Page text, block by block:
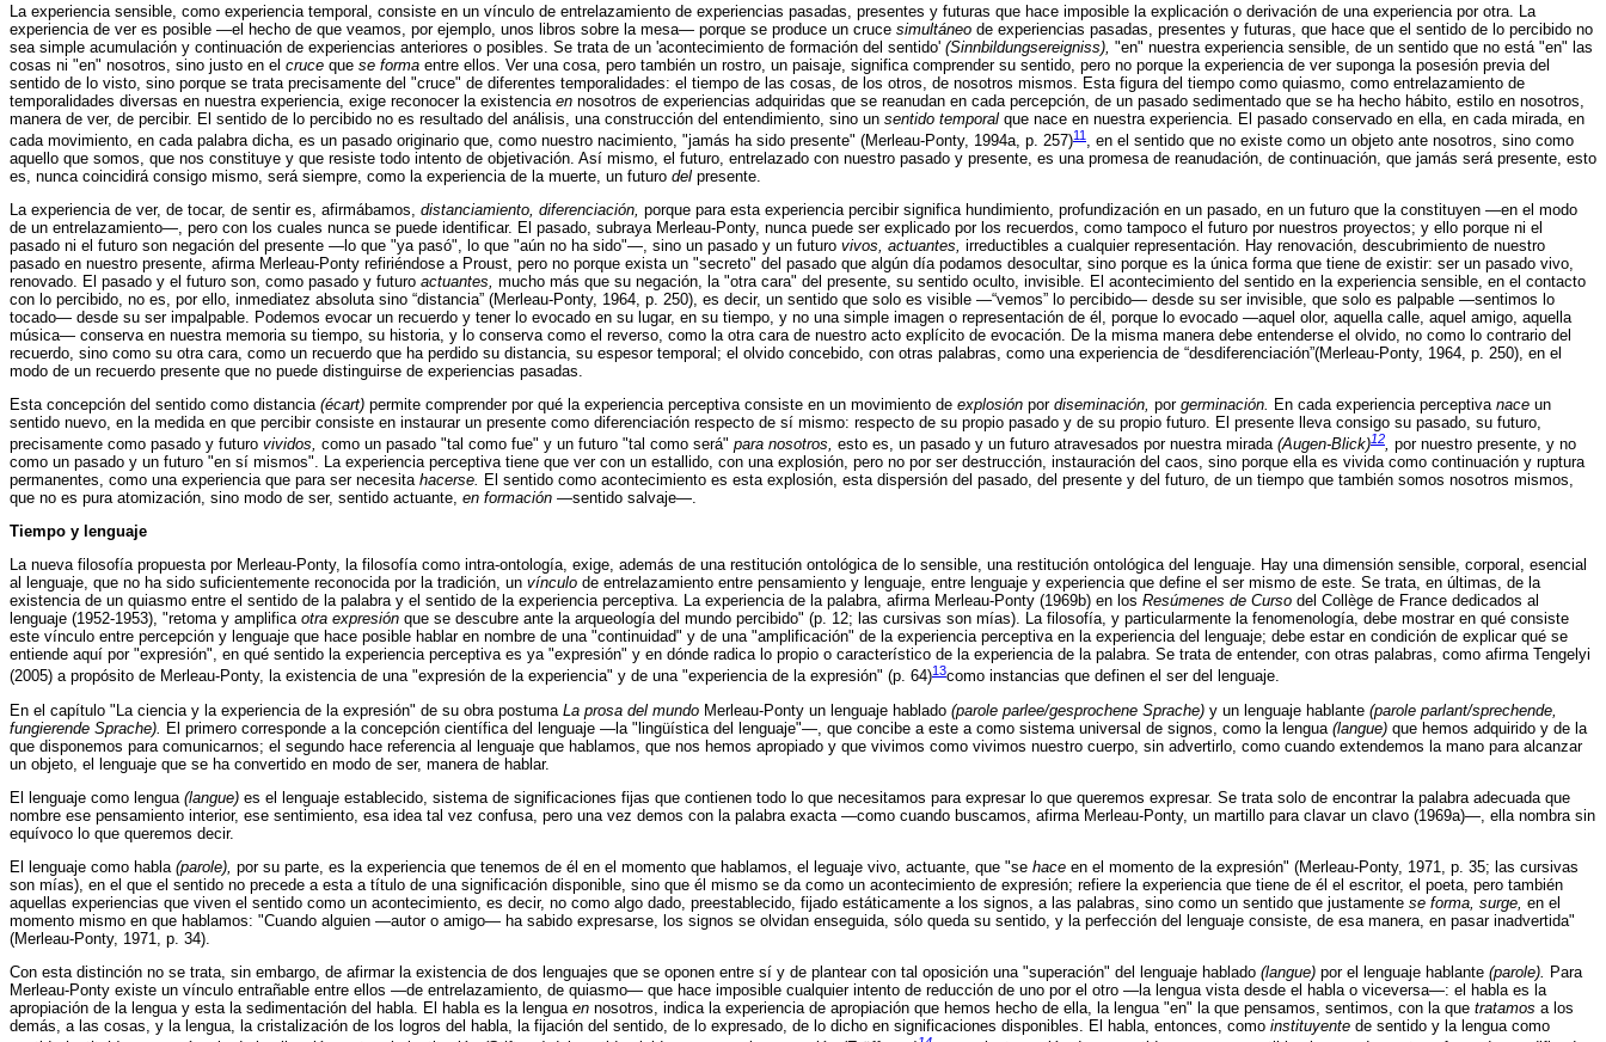
La experiencia sensible, como experiencia temporal, consiste en un vínculo de entrelazamiento de experiencias pasadas, presentes y futuras que hace imposible la explicación o derivación de una experiencia por otra. La
experiencia de ver es posible —el hecho de que veamos, por ejemplo, unos libros sobre la mesa— porque se produce un cruce simultáneo de experiencias pasadas, presentes y futuras, que hace que el sentido de lo percibido no
sea simple acumulación y continuación de experiencias anteriores o posibles. Se trata de un 'acontecimiento de formación del sentido' (Sinnbildungsereigniss), "en" nuestra experiencia sensible, de un sentido que no está "en" las
cosas ni "en" nosotros, sino justo en el cruce que se forma entre ellos. Ver una cosa, pero también un rostro, un paisaje, significa comprender su sentido, pero no porque la experiencia de ver suponga la posesión previa del
sentido de lo visto, sino porque se trata precisamente del "cruce" de diferentes temporalidades: el tiempo de las cosas, de los otros, de nosotros mismos. Esta figura del tiempo como quiasmo, como entrelazamiento de
temporalidades diversas en nuestra experiencia, exige reconocer la existencia en nosotros de experiencias adquiridas que se reanudan en cada percepción, de un pasado sedimentado que se ha hecho hábito, estilo en nosotros,
manera de ver, de percibir. El sentido de lo percibido no es resultado del análisis, una construcción del entendimiento, sino un sentido temporal que nace en nuestra experiencia. El pasado conservado en ella, en cada mirada, en
cada movimiento, en cada palabra dicha, es un pasado originario que, como nuestro nacimiento, "jamás ha sido presente" (Merleau-Ponty, 1994a, p. 257)11 , en el sentido que no existe como un objeto ante nosotros, sino como
aquello que somos, que nos constituye y que resiste todo intento de objetivación. Así mismo, el futuro, entrelazado con nuestro pasado y presente, es una promesa de reanudación, de continuación, que jamás será presente, esto
es, nunca coincidirá consigo mismo, será siempre, como la experiencia de la muerte, un futuro del presente.
La experiencia de ver, de tocar, de sentir es, afirmábamos, distanciamiento, diferenciación, porque para esta experiencia percibir significa hundimiento, profundización en un pasado, en un futuro que la constituyen —en el modo
de un entrelazamiento—, pero con los cuales nunca se puede identificar. El pasado, subraya Merleau-Ponty, nunca puede ser explicado por los recuerdos, como tampoco el futuro por nuestros proyectos; y ello porque ni el
pasado ni el futuro son negación del presente —lo que "ya pasó", lo que "aún no ha sido"—, sino un pasado y un futuro vivos, actuantes, irreductibles a cualquier representación. Hay renovación, descubrimiento de nuestro
pasado en nuestro presente, afirma Merleau-Ponty refiriéndose a Proust, pero no porque exista un "secreto" del pasado que algún día podamos desocultar, sino porque es la única forma que tiene de existir: ser un pasado vivo,
renovado. El pasado y el futuro son, como pasado y futuro actuantes, mucho más que su negación, la "otra cara" del presente, su sentido oculto, invisible. El acontecimiento del sentido en la experiencia sensible, en el contacto
con lo percibido, no es, por ello, inmediatez absoluta sino “distancia” (Merleau-Ponty, 1964, p. 250), es decir, un sentido que solo es visible —“vemos” lo percibido— desde su ser invisible, que solo es palpable —sentimos lo
tocado— desde su ser impalpable. Podemos evocar un recuerdo y tener lo evocado en su lugar, en su tiempo, y no una simple imagen o representación de él, porque lo evocado —aquel olor, aquella calle, aquel amigo, aquella
música— conserva en nuestra memoria su tiempo, su historia, y lo conserva como el reverso, como la otra cara de nuestro acto explícito de evocación. De la misma manera debe entenderse el olvido, no como lo contrario del
recuerdo, sino como su otra cara, como un recuerdo que ha perdido su distancia, su espesor temporal; el olvido concebido, con otras palabras, como una experiencia de “desdiferenciación”(Merleau-Ponty, 1964, p. 250), en el
modo de un recuerdo presente que no puede distinguirse de experiencias pasadas.
Esta concepción del sentido como distancia (écart) permite comprender por qué la experiencia perceptiva consiste en un movimiento de explosión por diseminación, por germinación. En cada experiencia perceptiva nace un
sentido nuevo, en la medida en que percibir consiste en instaurar un presente como diferenciación respecto de sí mismo: respecto de su propio pasado y de su propio futuro. El presente lleva consigo su pasado, su futuro,
precisamente como pasado y futuro vividos, como un pasado "tal como fue" y un futuro "tal como será" para nosotros, esto es, un pasado y un futuro atravesados por nuestra mirada (Augen-Blick)12, por nuestro presente, y no
como un pasado y un futuro "en sí mismos". La experiencia perceptiva tiene que ver con un estallido, con una explosión, pero no por ser destrucción, instauración del caos, sino porque ella es vivida como continuación y ruptura
permanentes, como una experiencia que para ser necesita hacerse. El sentido como acontecimiento es esta explosión, esta dispersión del pasado, del presente y del futuro, de un tiempo que también somos nosotros mismos,
que no es pura atomización, sino modo de ser, sentido actuante, en formación —sentido salvaje—.
Tiempo y lenguaje
La nueva filosofía propuesta por Merleau-Ponty, la filosofía como intra-ontología, exige, además de una restitución ontológica de lo sensible, una restitución ontológica del lenguaje. Hay una dimensión sensible, corporal, esencial
al lenguaje, que no ha sido suficientemente reconocida por la tradición, un vínculo de entrelazamiento entre pensamiento y lenguaje, entre lenguaje y experiencia que define el ser mismo de este. Se trata, en últimas, de la
existencia de un quiasmo entre el sentido de la palabra y el sentido de la experiencia perceptiva. La experiencia de la palabra, afirma Merleau-Ponty (1969b) en los Resúmenes de Curso del Collège de France dedicados al
lenguaje (1952-1953), "retoma y amplifica otra expresión que se descubre ante la arqueología del mundo percibido" (p. 12; las cursivas son mías). La filosofía, y particularmente la fenomenología, debe mostrar en qué consiste
este vínculo entre percepción y lenguaje que hace posible hablar en nombre de una "continuidad" y de una "amplificación" de la experiencia perceptiva en la experiencia del lenguaje; debe estar en condición de explicar qué se
entiende aquí por "expresión", en qué sentido la experiencia perceptiva es ya "expresión" y en dónde radica lo propio o característico de la experiencia de la palabra. Se trata de entender, con otras palabras, como afirma Tengelyi
(2005) a propósito de Merleau-Ponty, la existencia de una "expresión de la experiencia" y de una "experiencia de la expresión" (p. 64)13como instancias que definen el ser del lenguaje.
En el capítulo "La ciencia y la experiencia de la expresión" de su obra postuma La prosa del mundo Merleau-Ponty un lenguaje hablado (parole parlee/gesprochene Sprache) y un lenguaje hablante (parole parlant/sprechende,
fungierende Sprache).
El primero corresponde a la concepción científica del lenguaje —la "lingüística del lenguaje"—, que concibe a este a como sistema universal de signos, como la lengua (langue) que hemos adquirido y de la
que disponemos para comunicarnos; el segundo hace referencia al lenguaje que hablamos, que nos hemos apropiado y que vivimos como vivimos nuestro cuerpo, sin advertirlo, como cuando extendemos la mano para alcanzar
un objeto, el lenguaje que se ha convertido en modo de ser, manera de hablar.
El lenguaje como lengua (langue) es el lenguaje establecido, sistema de significaciones fijas que contienen todo lo que necesitamos para expresar lo que queremos expresar. Se trata solo de encontrar la palabra adecuada que
nombre ese pensamiento interior, ese sentimiento, esa idea tal vez confusa, pero una vez demos con la palabra exacta —como cuando buscamos, afirma Merleau-Ponty, un martillo para clavar un clavo (1969a)—, ella nombra sin
equívoco lo que queremos decir.
El lenguaje como habla (parole), por su parte, es la experiencia que tenemos de él en el momento que hablamos, el leguaje vivo, actuante, que "se hace en el momento de la expresión" (Merleau-Ponty, 1971, p. 35; las cursivas
son mías), en el que el sentido no precede a esta a título de una significación disponible, sino que él mismo se da como un acontecimiento de expresión; refiere la experiencia que tiene de él el escritor, el poeta, pero también
aquellas experiencias que viven el sentido como un acontecimiento, es decir, no como algo dado, preestablecido, fijado estáticamente a los signos, a las palabras, sino como un sentido que justamente se forma, surge, en el
momento mismo en que hablamos: "Cuando alguien —autor o amigo— ha sabido expresarse, los signos se olvidan enseguida, sólo queda su sentido, y la perfección del lenguaje consiste, de esa manera, en pasar inadvertida"
(Merleau-Ponty, 1971, p. 34).
Con esta distinción no se trata, sin embargo, de afirmar la existencia de dos lenguajes que se oponen entre sí y de plantear con tal oposición una "superación" del lenguaje hablado (langue) por el lenguaje hablante (parole).
Para
Merleau-Ponty existe un vínculo entrañable entre ellos —de entrelazamiento, de quiasmo— que hace imposible cualquier intento de reducción de uno por el otro —la lengua vista desde el habla o viceversa—: el habla es la
apropiación de la lengua y esta la sedimentación del habla. El habla es la lengua en nosotros, indica la experiencia de apropiación que hemos hecho de ella, la lengua "en" la que pensamos, sentimos, con la que tratamos a los
demás, a las cosas, y la lengua, la cristalización de los logros del habla, la fijación del sentido, de lo expresado, de lo dicho en significaciones disponibles. El habla, entonces, como instituyente de sentido y la lengua como